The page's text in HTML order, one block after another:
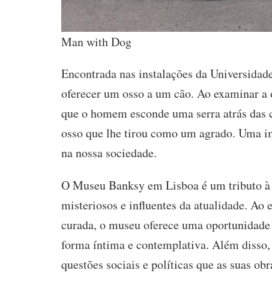
Man with Dog
Encontrada nas instalações da
oferecer um osso a um cão. Ao examinar a
que o homem esconde uma serra atrás
osso que lhe tirou como um agrado. Uma
na nossa sociedade.
O Museu Banksy em Lisboa é um tributo
misteriosos e influentes da atualidade. Ao
curada, o museu oferece uma
forma íntima e contemplativa. Além disso,
questões sociais e políticas que as suas